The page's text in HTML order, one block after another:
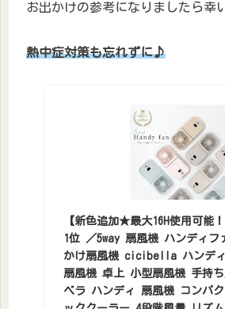
お出かけの参考になりましたら幸
熱中症対策も忘れずに♪
【新色追加★最大16H使用可能
1位 ／5way 扇風機 ハンディ
かけ扇風機 cicibella ハンデ
扇風機 卓上 小型扇風機 手持
ベラ ハンディ 扇風機 コンパ